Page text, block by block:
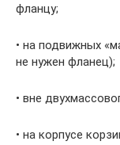
фланцу;
• на подвижных
не нужен фланец);
• вне
• на корпусе